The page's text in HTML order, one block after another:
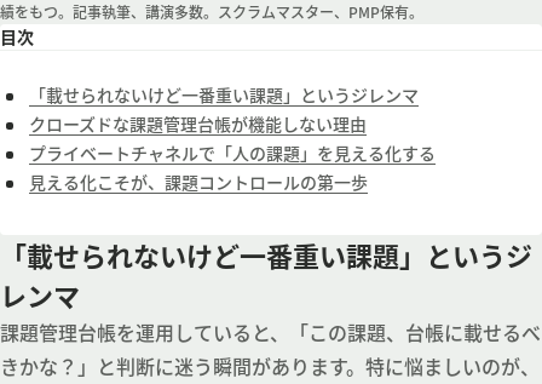
績をもつ。記事執筆、講演多数。スクラムマスター、PMP保有。
目次
「載せられないけど一番重い課題」というジレンマ
クローズドな課題管理台帳が機能しない理由
プライベートチャネルで「人の課題」を見える化する
見える化こそが、課題コントロールの第一歩
「載せられないけど一番重い課題」というジ
レンマ
課題管理台帳を運用していると、「この課題、台帳に載せるべ
きかな？」と判断に迷う瞬間があります。特に悩ましいのが、